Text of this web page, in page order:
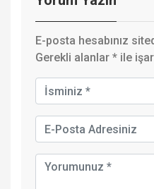
E-posta hesabınız
Gerekli alanlar * ile